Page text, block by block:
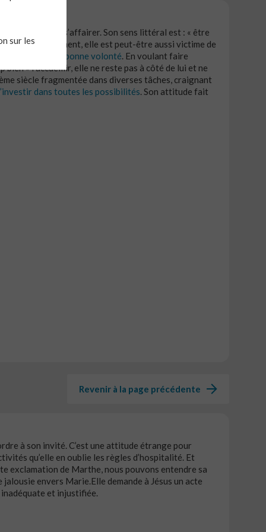
voix passive : s’affairer. Son sens littéral est : « être
mais, finalement, elle est peut-être aussi victime de
sa bonne volonté. En voulant faire
bien » l’accueillir, elle ne reste pas à côté de lui et ne
siècle fragmentée dans diverses tâches, craignant
dans toutes les possibilités. Son attitude fait
Revenir à la page précédente
à son invité. C’est une attitude étrange pour
qu’elle en oublie les règles d’hospitalité. Et
exclamation de Marthe, nous pouvons entendre sa
envers Marie.Elle demande à Jésus un acte
et injustifiée.
sur les